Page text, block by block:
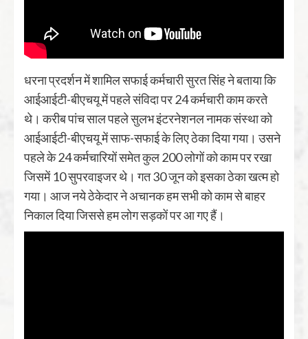
धरना प्रदर्शन में शामिल सफाई कर्मचारी सुरत सिंह ने बताया कि
आईआईटी-बीएचयू में पहले संविदा पर 24 कर्मचारी काम करते
थे। करीब पांच साल पहले सुलभ इंटरनेशनल नामक संस्था को
आईआईटी-बीएचयू में साफ-सफाई के लिए ठेका दिया गया। उसने
पहले के 24 कर्मचारियों समेत कुल 200 लोगों को काम पर रखा
जिसमें 10 सुपरवाइजर थे। गत 30 जून को इसका ठेका खत्म हो
गया। आज नये ठेकेदार ने अचानक हम सभी को काम से बाहर
निकाल दिया जिससे हम लोग सड़कों पर आ गए हैं।